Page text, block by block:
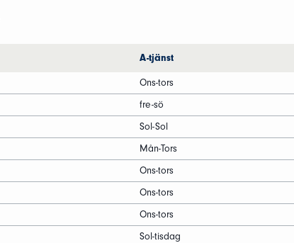
A-tjänst
Ons-tors
fre-sö
Sol-Sol
Mån-Tors
Ons-tors
Ons-tors
Ons-tors
Sol-tisdag